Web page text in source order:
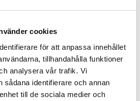
cookies
för att anpassa innehållet
tillhandahålla funktioner
analysera vår trafik. Vi
sådana identifierare och annan
till de sociala medier och
Business
amerikaner satsar 60 miljarder
dollar på träning...